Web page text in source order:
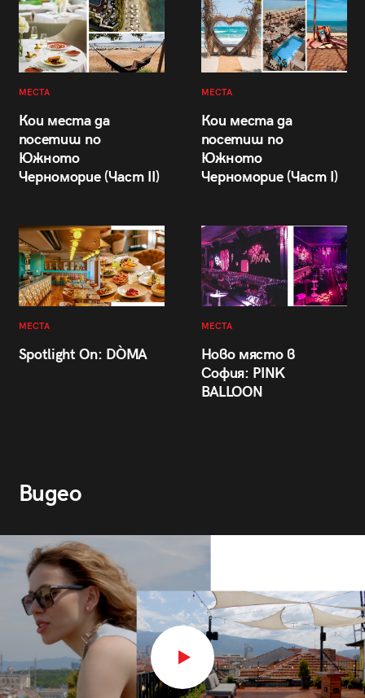
МЕСТА
Кои места да
посетиш по
Южното
Черноморие (Част II)
МЕСТА
Кои места да
посетиш по
Южното
Черноморие (Част I)
МЕСТА
Spotlight On: DÒMA
МЕСТА
Ново място в
София: PINK
BALLOON
Видео